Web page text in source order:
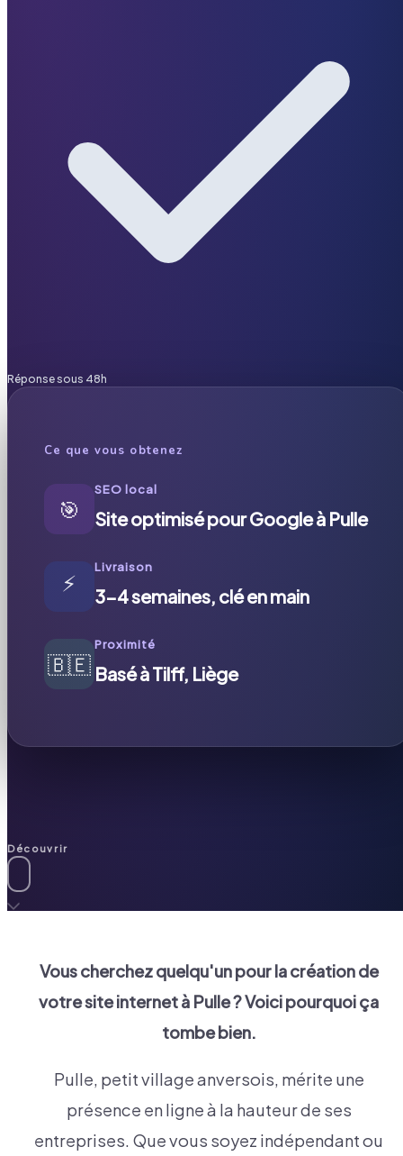
Réponse sous 48h
Ce que vous obtenez
🎯
SEO local
Site optimisé pour Google à Pulle
⚡
Livraison
3-4 semaines, clé en main
🇧🇪
Proximité
Basé à Tilff, Liège
Découvrir
Vous cherchez quelqu'un pour la création de
votre site internet à Pulle? Voici pourquoi ça
tombe bien.
Pulle, petit village anversois, mérite une
présence en ligne à la hauteur de ses
entreprises. Que vous soyez indépendant ou